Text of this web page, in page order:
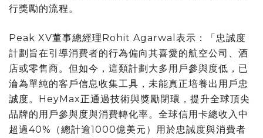
行獎勵的流程。
Peak XV董事總經理Rohit Agarwal表示：「忠誠度
計劃旨在引導消費者的行為偏向其喜愛的航空公司、酒
店或零售商。但如今，這類計劃大多用戶參與度低，已
淪為單純的客戶信息收集工具，未能真正培養出用戶忠
誠度。HeyMax正通過技術與獎勵閉環，提升全球頂尖
品牌的用戶參與度與消費轉化率。全球信用卡總收入中
超過40%（總計逾1000億美元）用於忠誠度與消費者